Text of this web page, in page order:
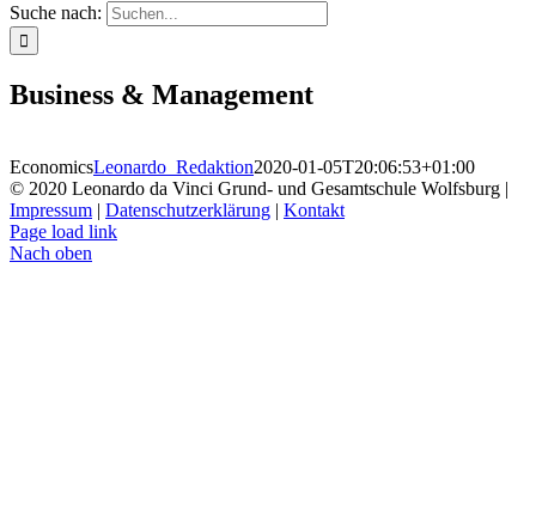
Suche nach:
Business & Management
EconomicsLeonardo_Redaktion2020-01-05T20:06:53+01:00
© 2020 Leonardo da Vinci Grund- und Gesamtschule Wolfsburg |
Impressum | Datenschutzerklärung | Kontakt
Page load link
Nach oben